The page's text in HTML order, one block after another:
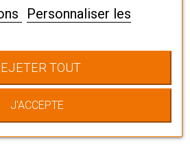
sont classifiés comme
selon la directive
les dispositifs
Personnaliser les
TOUT
J'ACCEPTE